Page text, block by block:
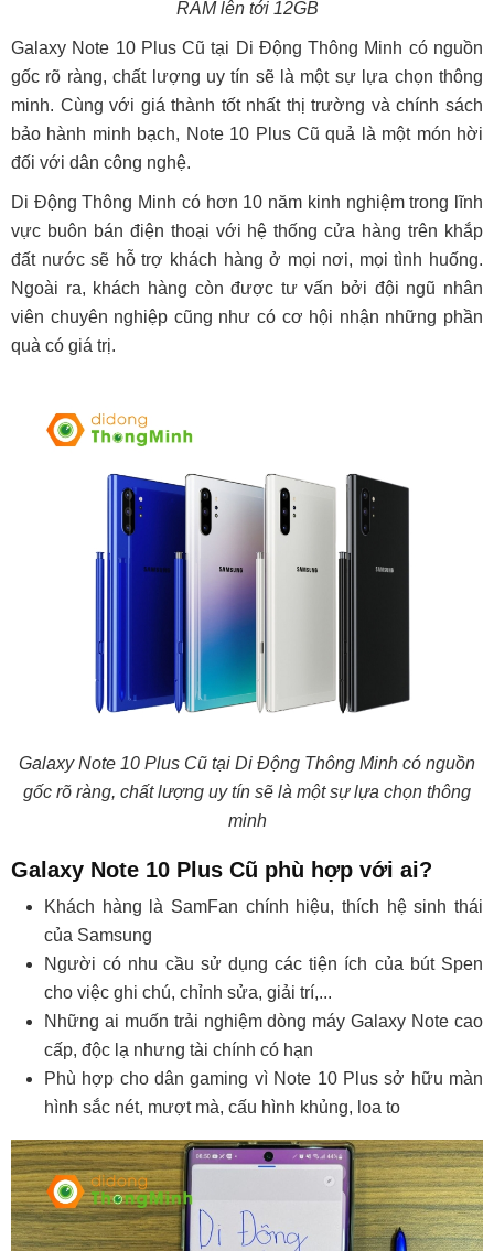
RAM lên tới 12GB
Galaxy Note 10 Plus Cũ tại Di Động Thông Minh có nguồn
gốc rõ ràng, chất lượng uy tín sẽ là một sự lựa chọn thông
minh. Cùng với giá thành tốt nhất thị trường và chính sách
bảo hành minh bạch, Note 10 Plus Cũ quả là một món hời
đối với dân công nghệ.
Di Động Thông Minh có hơn 10 năm kinh nghiệm trong lĩnh
vực buôn bán điện thoại với hệ thống cửa hàng trên khắp
đất nước sẽ hỗ trợ khách hàng ở mọi nơi, mọi tình huống.
Ngoài ra, khách hàng còn được tư vấn bởi đội ngũ nhân
viên chuyên nghiệp cũng như có cơ hội nhận những phần
quà có giá trị.
Galaxy Note 10 Plus Cũ tại Di Động Thông Minh có nguồn
gốc rõ ràng, chất lượng uy tín sẽ là một sự lựa chọn thông
minh
Galaxy Note 10 Plus Cũ phù hợp với ai?
Khách hàng là SamFan chính hiệu, thích hệ sinh thái
của Samsung
Người có nhu cầu sử dụng các tiện ích của bút Spen
cho việc ghi chú, chỉnh sửa, giải trí,...
Những ai muốn trải nghiệm dòng máy Galaxy Note cao
cấp, độc lạ nhưng tài chính có hạn
Phù hợp cho dân gaming vì Note 10 Plus sở hữu màn
hình sắc nét, mượt mà, cấu hình khủng, loa to